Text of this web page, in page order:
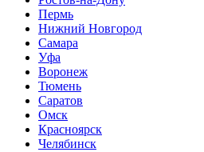
Пермь
Нижний Новгород
Самара
Уфа
Воронеж
Тюмень
Саратов
Омск
Красноярск
Челябинск